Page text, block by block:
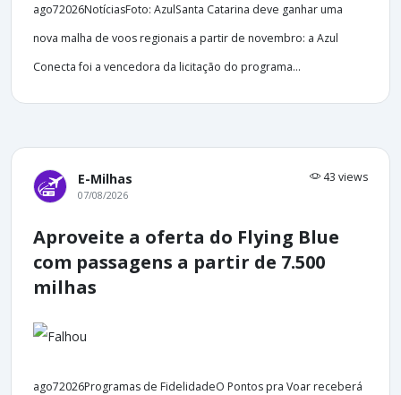
ago72026NotíciasFoto: AzulSanta Catarina deve ganhar uma
nova malha de voos regionais a partir de novembro: a Azul
Conecta foi a vencedora da licitação do programa...
E-Milhas 43 views
07/08/2026
Aproveite a oferta do Flying Blue
com passagens a partir de 7.500
milhas
ago72026Programas de FidelidadeO Pontos pra Voar receberá